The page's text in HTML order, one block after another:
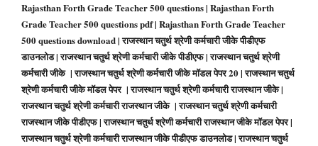
Rajasthan Forth Grade Teacher500 questions | Rajasthan Forth
Grade Teacher500 questions pdf | Rajasthan Forth Grade Teacher
500 questions download |राजस्थान चतुर्थ श्रेणी कर्मचारीजीके पीडीएफ
डाउनलोड |राजस्थान चतुर्थ श्रेणी कर्मचारीजीके पीडीएफ |राजस्थान चतुर्थ श्रेणी
कर्मचारीजीके |राजस्थान चतुर्थ श्रेणी कर्मचारीजीके मॉडल पेपर 20 |राजस्थान चतुर्थ
श्रेणी कर्मचारीजीके मॉडल पेपर |राजस्थान चतुर्थ श्रेणी कर्मचारीराजस्थान जीके |
राजस्थान चतुर्थ श्रेणी कर्मचारीराजस्थान जीके |राजस्थान चतुर्थ श्रेणी कर्मचारी
राजस्थान जीके पीडीएफ |राजस्थान चतुर्थ श्रेणी कर्मचारीराजस्थान जीके मॉडल पेपर |
राजस्थान चतुर्थ श्रेणी कर्मचारीराजस्थान जीके पीडीएफ डाउनलोड |राजस्थान चतुर्थ